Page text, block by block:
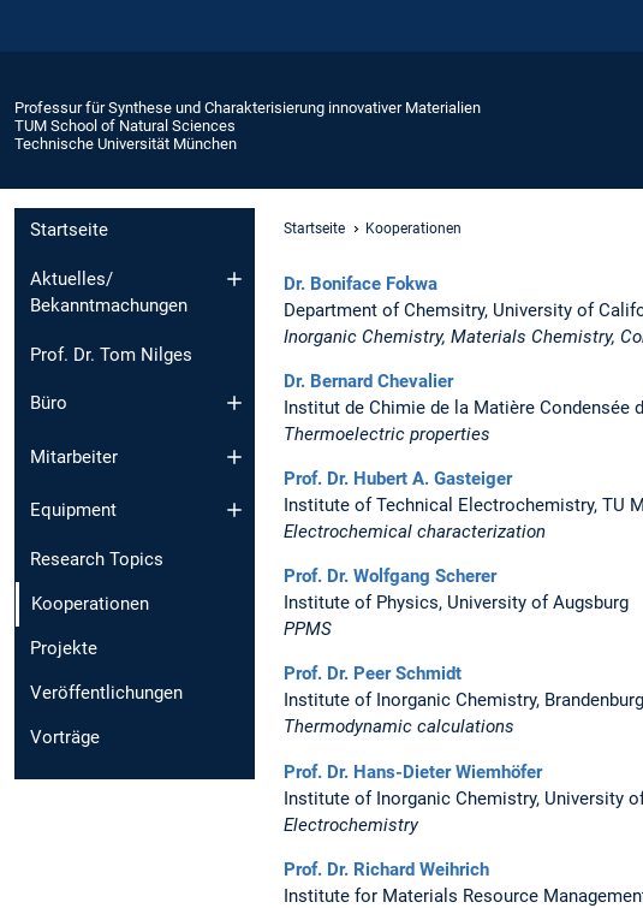
Professur für Synthese und Charakterisierung innovativer Materialien
TUM School of Natural Sciences
Technische Universität München
Startseite
Aktuelles/
Bekanntmachungen
Prof. Dr. Tom Nilges
Büro
Mitarbeiter
Equipment
Research Topics
Kooperationen
Projekte
Veröffentlichungen
Vorträge
Startseite Kooperationen
Dr. Boniface Fokwa
Department of Chemsitry, University of
Inorganic Chemistry, Materials Chemistry,
Dr. Bernard Chevalier
Institut de Chimie de la Matière Condensée
Thermoelectric properties
Prof. Dr. Hubert A. Gasteiger
Institute of Technical Electrochemistry, TU
Electrochemical characterization
Prof. Dr. Wolfgang Scherer
Institute of Physics, University of Augsburg
PPMS
Prof. Dr. Peer Schmidt
Institute of Inorganic Chemistry,
Thermodynamic calculations
Prof. Dr. Hans-Dieter Wiemhöfer
Institute of Inorganic Chemistry, University
Electrochemistry
Prof. Dr. Richard Weihrich
Institute for Materials Resource